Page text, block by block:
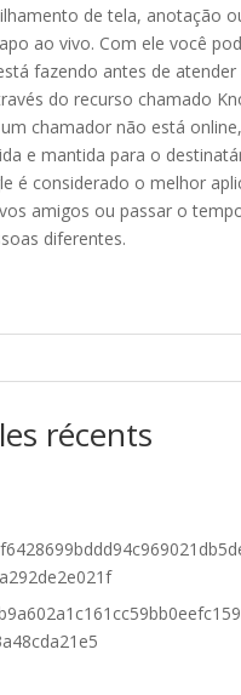
de tela, anotação
ao vivo. Com ele você
fazendo antes de atender
do recurso chamado
chamador não está
e mantida para o
é considerado o melhor
amigos ou passar o
diferentes.
récents